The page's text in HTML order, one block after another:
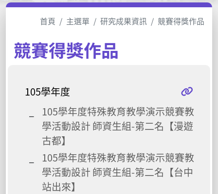
首頁 主選單 研究成果資訊 競賽得獎作品
競賽得獎作品
105學年度
105學年度特殊教育教學演示競賽教
學活動設計 師資生組-第二名【漫遊
古都】
105學年度特殊教育教學演示競賽教
學活動設計 師資生組-第二名【台中
站出來】